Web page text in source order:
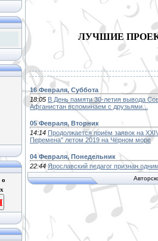
ЛУЧШИЕ
16 Февраля, Суббота
18:05 В День памяти 30-летия вывода
Афганистан вспоминаем с друзьями...
05 Февраля, Вторник
14:14 Продолжается приём заявок на
Перемена" летом 2019 на Чёрном море
04 Февраля, Понедельник
22:44 Ярославский педагог признан